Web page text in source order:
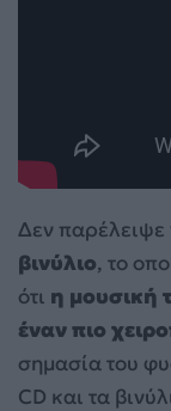
Δεν παρέλειψε
βινύλιο, το
ότι η μουσική
έναν πιο
σημασία του
CD και τα